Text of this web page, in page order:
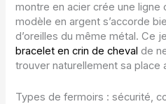
montre en acier crée une ligne
modèle en argent s’accorde
d’oreilles du même métal. Ce
bracelet en crin de cheval de
trouver naturellement sa place
Types de fermoirs : sécurité,